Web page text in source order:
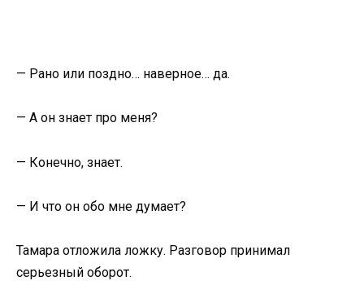
— Рано или поздно… наверное… да.
— А он знает про меня?
— Конечно, знает.
— И что он обо мне думает?
Тамара отложила ложку. Разговор принимал
серьезный оборот.